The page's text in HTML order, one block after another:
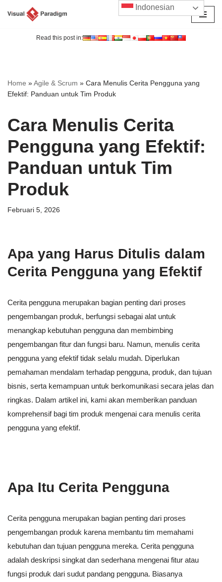
Read this post in:
Home »Agile & Scrum » Cara Menulis Cerita Pengguna yang
Efektif: Panduan untuk Tim Produk
Cara Menulis Cerita
Pengguna yang Efektif:
Panduan untuk Tim
Produk
Februari 5, 2026
Apa yang Harus Ditulis dalam
Cerita Pengguna yang Efektif
Cerita pengguna merupakan bagian penting dari proses
pengembangan produk, berfungsi sebagai alat untuk
menangkap kebutuhan pengguna dan membimbing
pengembangan fitur dan fungsi baru. Namun, menulis cerita
pengguna yang efektif tidak selalu mudah. Diperlukan
pemahaman mendalam terhadap pengguna, produk, dan tujuan
bisnis, serta kemampuan untuk berkomunikasi secara jelas dan
ringkas. Dalam artikel ini, kami akan memberikan panduan
komprehensif bagi tim produk mengenai cara menulis cerita
pengguna yang efektif.
Apa Itu Cerita Pengguna
Cerita pengguna merupakan bagian penting dari proses
pengembangan produk karena membantu tim memahami
kebutuhan dan tujuan pengguna mereka. Cerita pengguna
adalah deskripsi singkat dan sederhana mengenai fitur atau
fungsi produk dari sudut pandang pengguna. Biasanya
Indonesian